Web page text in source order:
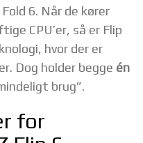
6. Når de kører
CPU’er, så er Flip
hvor der er
Dog holder begge én
brug”.
for